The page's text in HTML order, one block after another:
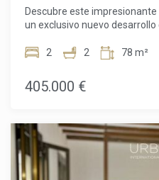
corresponde).
Descubre este
un exclusivo nuevo
Ubicada en la 3ª planta, esta
perfectamente
donde podrás disfrutar del
pequeñas familias o quienes
para oficina en casa. La
maximizar la luz y la
luminoso y acogedor en todo
2 2 78 m²
405.000 €